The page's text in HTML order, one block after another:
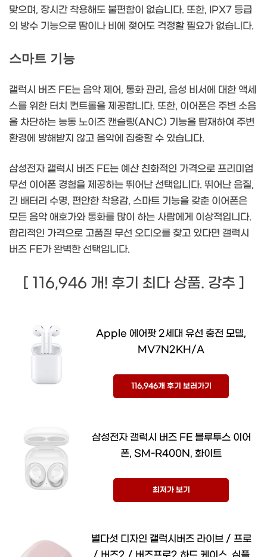
맞으며, 장시간 착용해도 불편함이 없습니다. 또한, IPX7 등급
의 방수 기능으로 땀이나 비에 젖어도 걱정할 필요가 없습니다.
스마트 기능
갤럭시 버즈 FE는 음악 제어, 통화 관리, 음성 비서에 대한 액세
스를 위한 터치 컨트롤을 제공합니다. 또한, 이어폰은 주변 소음
을 차단하는 능동 노이즈 캔슬링(ANC) 기능을 탑재하여 주변
환경에 방해받지 않고 음악에 집중할 수 있습니다.
삼성전자 갤럭시 버즈 FE는 예산 친화적인 가격으로 프리미엄
무선 이어폰 경험을 제공하는 뛰어난 선택입니다. 뛰어난 음질,
긴 배터리 수명, 편안한 착용감, 스마트 기능을 갖춘 이어폰은
모든 음악 애호가와 통화를 많이 하는 사람에게 이상적입니다.
합리적인 가격으로 고품질 무선 오디오를 찾고 있다면 갤럭시
버즈 FE가 완벽한 선택입니다.
[ 116,946 개! 후기 최다 상품. 강추 ]
Apple 에어팟 2세대 유선 충전 모델,
MV7N2KH/A
116,946개 후기 보러가기
삼성전자 갤럭시 버즈 FE 블루투스 이어
폰, SM-R400N, 화이트
최저가 보기
별다섯 디자인 갤럭시버즈 라이브 / 프로
/ 버즈2 / 버즈프로2 하드 케이스, 심플